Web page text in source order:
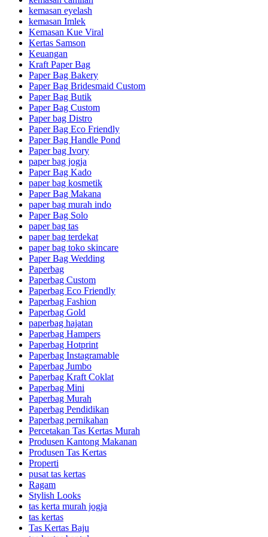
kemasan eyelash
kemasan Imlek
Kemasan Kue Viral
Kertas Samson
Keuangan
Kraft Paper Bag
Paper Bag Bakery
Paper Bag Bridesmaid Custom
Paper Bag Butik
Paper Bag Custom
Paper bag Distro
Paper Bag Eco Friendly
Paper Bag Handle Pond
Paper bag Ivory
paper bag jogja
Paper Bag Kado
paper bag kosmetik
Paper Bag Makana
paper bag murah indo
Paper Bag Solo
paper bag tas
paper bag terdekat
paper bag toko skincare
Paper Bag Wedding
Paperbag
Paperbag Custom
Paperbag Eco Friendly
Paperbag Fashion
Paperbag Gold
paperbag hajatan
Paperbag Hampers
Paperbag Hotprint
Paperbag Instagramable
Paperbag Jumbo
Paperbag Kraft Coklat
Paperbag Mini
Paperbag Murah
Paperbag Pendidikan
Paperbag pernikahan
Percetakan Tas Kertas Murah
Produsen Kantong Makanan
Produsen Tas Kertas
Properti
pusat tas kertas
Ragam
Stylish Looks
tas kerta murah jogja
tas kertas
Tas Kertas Baju